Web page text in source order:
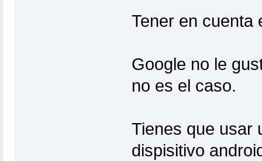
Tener en cuenta
Google no le
no es el caso.
Tienes que usar
dispisitivo